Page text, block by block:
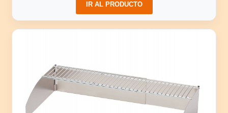
IR AL PRODUCTO